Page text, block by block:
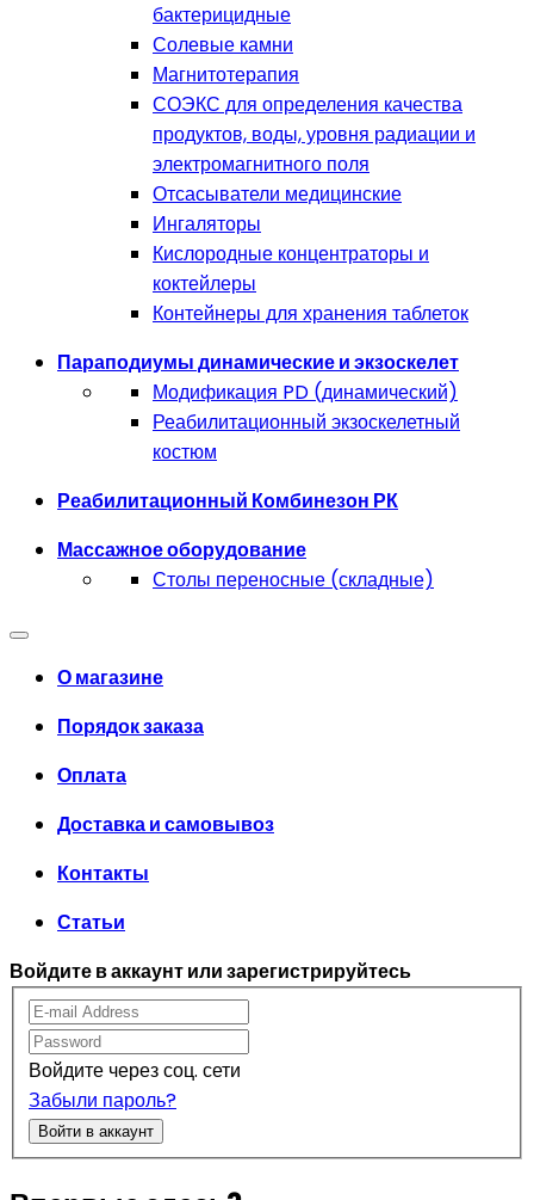
бактерицидные
Солевые камни
Магнитотерапия
СОЭКС для определения качества
продуктов, воды, уровня радиации и
электромагнитного поля
Отсасыватели медицинские
Ингаляторы
Кислородные концентраторы и
коктейлеры
Контейнеры для хранения таблеток
Параподиумы динамические и экзоскелет
Модификация PD (динамический)
Реабилитационный экзоскелетный
костюм
Реабилитационный Комбинезон РК
Массажное оборудование
Столы переносные (складные)
О магазине
Порядок заказа
Оплата
Доставка и самовывоз
Контакты
Статьи
Войдите в аккаунт или зарегистрируйтесь
Войдите через соц. сети
Забыли пароль?
Войти в аккаунт